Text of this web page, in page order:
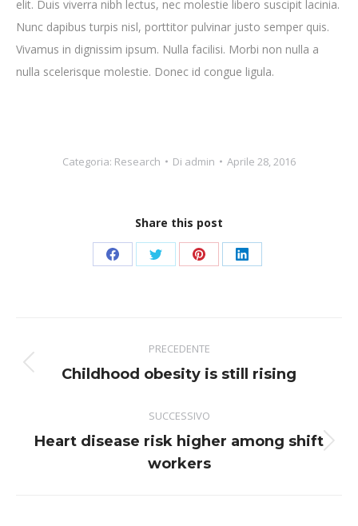
elit. Duis viverra nibh lectus, nec molestie libero suscipit lacinia.
Nunc dapibus turpis nisl, porttitor pulvinar justo semper quis.
Vivamus in dignissim ipsum. Nulla facilisi. Morbi non nulla a
nulla scelerisque molestie. Donec id congue ligula.
Categoria: Research Di admin Aprile 28, 2016
Share this post
CondividiCondividiCondividiCondividi
tra
PRECEDENTE
Post
Childhood obesity is still rising
SUCCESSIVO
Prossimo
post:
Heart disease risk higher among shift
workers